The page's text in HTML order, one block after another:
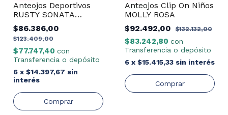
Anteojos Deportivos
RUSTY SONATA
MBLK/REVO BLUE
$86.386,00
$123.409,00
$77.747,40 con
Transferencia o depósito
6 x $14.397,67 sin
interés
Anteojos Clip On Niños
MOLLY ROSA
$92.492,00
$132.132,00
$83.242,80 con
Transferencia o depósito
6 x $15.415,33 sin interés